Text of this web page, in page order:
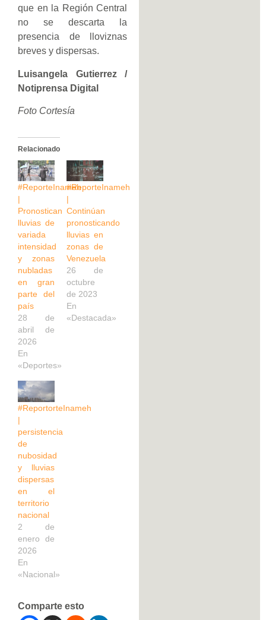
que en la Región Central
no se descarta la
presencia de lloviznas
breves y dispersas.
Luisangela Gutierrez /
Notiprensa Digital
Foto Cortesía
Relacionado
#ReporteInameh
|
Pronostican
lluvias de
variada
intensidad
y zonas
nubladas
en gran
parte del
país
28 de
abril de
2026
En
«Deportes»
#ReporteInameh
|
Continúan
pronosticando
lluvias en
zonas de
Venezuela
26 de
octubre
de 2023
En
«Destacada»
#ReportorteInameh
|
persistencia
de
nubosidad
y lluvias
dispersas
en el
territorio
nacional
2 de
enero de
2026
En
«Nacional»
Comparte esto